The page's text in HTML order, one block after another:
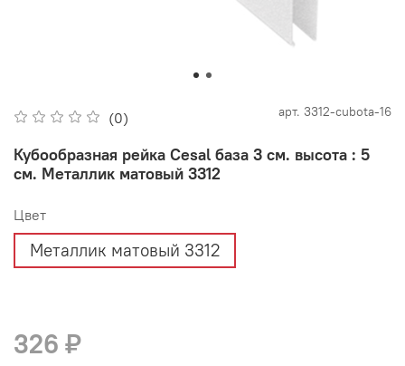
(0) арт. 3312-cubota-16
Кубообразная рейка Cesal база 3 см. высота : 5
см. Металлик матовый 3312
Цвет
Металлик матовый 3312
326 ₽